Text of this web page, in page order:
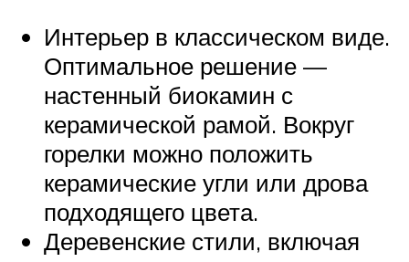
Интерьер в классическом виде.
Оптимальное решение —
настенный биокамин с
керамической рамой. Вокруг
горелки можно положить
керамические угли или дрова
подходящего цвета.
Деревенские стили, включая